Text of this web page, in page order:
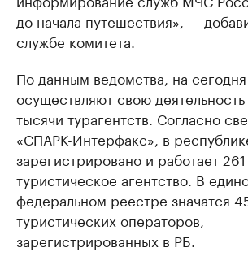
до начала путешествия», —
службе комитета.
По данным ведомства, на
осуществляют свою деятельность
тысячи турагентств. Согласно
«СПАРК-Интерфакс», в
зарегистрировано и работает 261
туристическое агентство. В
федеральном реестре значатся
туристических операторов,
зарегистрированных в РБ.